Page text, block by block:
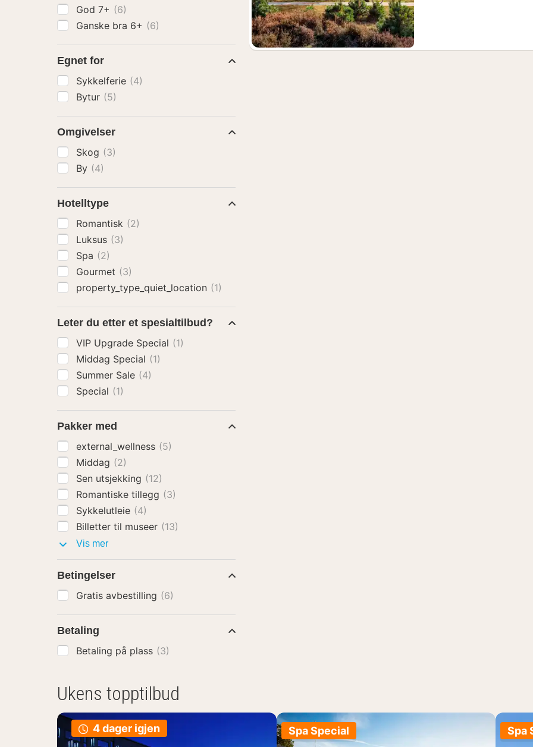
God 7+ (6)
Ganske bra 6+ (6)
Egnet for
Sykkelferie (4)
Bytur (5)
Omgivelser
Skog (3)
By (4)
Hotelltype
Romantisk (2)
Luksus (3)
Spa (2)
Gourmet (3)
property_type_quiet_location (1)
Leter du etter et spesialtilbud?
VIP Upgrade Special (1)
Middag Special (1)
Summer Sale (4)
Special (1)
Pakker med
external_wellness (5)
Middag (2)
Sen utsjekking (12)
Romantiske tillegg (3)
Sykkelutleie (4)
Billetter til museer (13)
Vis merPakker
Betingelser
Gratis avbestilling (6)
Betaling
Betaling på plass (3)
Ukens topptilbud
4 dager igjen Spa Special Spa